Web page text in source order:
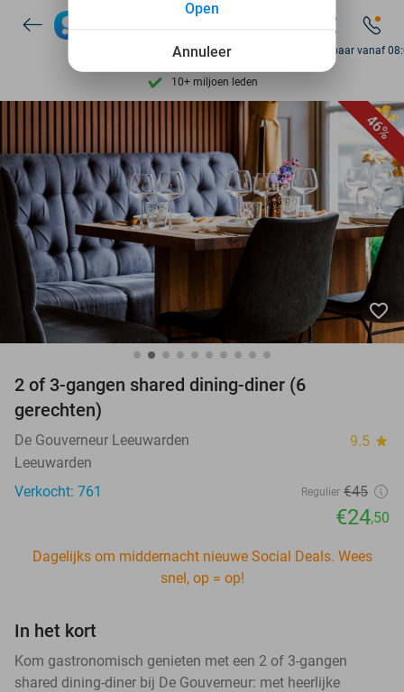
7 dagen per week beschikbaar
10+ miljoen leden
9,4 op basis van
Ontdek 15.000+ deals
7 dagen per week beschikbaar
10+ miljoen leden
Bereikbaar vanaf
46%
favorite_border
2 of 3-gangen shared dining-diner (6
gerechten)
De Gouverneur Leeuwarden 9.5 star
Leeuwarden
Verkocht: 761
Regulier €45
€24,50
Dagelijks om middernacht nieuwe Social Deals. Wees
snel, op = op!
In het kort
Kom gastronomisch genieten met een 2 of 3-gangen
shared dining-diner bij De Gouverneur: met heerlijke
Annuleer
Open